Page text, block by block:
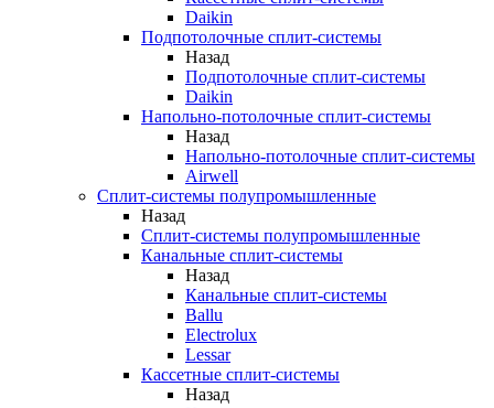
Daikin
Подпотолочные сплит-системы
Назад
Подпотолочные сплит-системы
Daikin
Напольно-потолочные сплит-системы
Назад
Напольно-потолочные сплит-системы
Airwell
Сплит-системы полупромышленные
Назад
Сплит-системы полупромышленные
Канальные сплит-системы
Назад
Канальные сплит-системы
Ballu
Electrolux
Lessar
Кассетные сплит-системы
Назад